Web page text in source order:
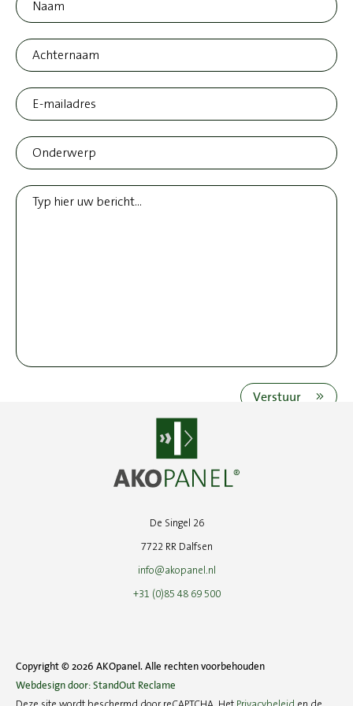
Verstuur
De Singel 26
7722 RR Dalfsen
info@akopanel.nl
+31 (0)85 48 69 500
Copyright © 2026 AKOpanel. Alle rechten voorbehouden
Webdesign door: StandOut Reclame